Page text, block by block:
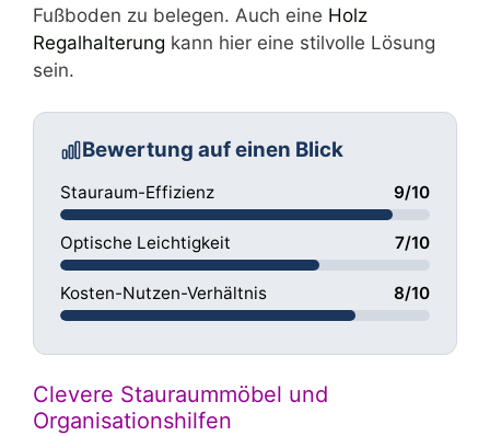
Fußboden zu belegen. Auch eine Holz
Regalhalterung kann hier eine stilvolle Lösung
sein.
Bewertung auf einen Blick
Stauraum-Effizienz 9/10
Optische Leichtigkeit 7/10
Kosten-Nutzen-Verhältnis 8/10
Clevere Stauraummöbel und
Organisationshilfen